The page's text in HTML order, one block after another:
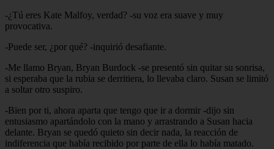
-¿Tú eres Kate Malfoy, verdad? -su voz era suave y muy
provocativa.
-Puede ser, ¿por qué? -inquirió desafiante.
-Me llamo Bryan, Bryan Burdock -se presentó sin quitar su sonrisa,
si esperaba que la rubia se derritiera, lo llevaba claro. Susan se limitó
a soltar otro suspiro.
-Bien por ti, ahora aparta que tengo que ir a dormir -dijo sin
entusiasmo apartándolo con la mano y arrastrando a Susan hacia
delante. Bryan se quedó quieto sin decir nada, la reacción de
indiferencia que había recibido por parte de ella lo había matado.